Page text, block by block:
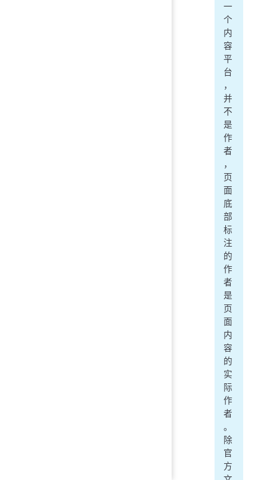
一
个
内
容
平
台
，
并
不
是
作
者
，
页
面
底
部
标
注
的
作
者
是
页
面
内
容
的
实
际
作
者
。
除
官
方